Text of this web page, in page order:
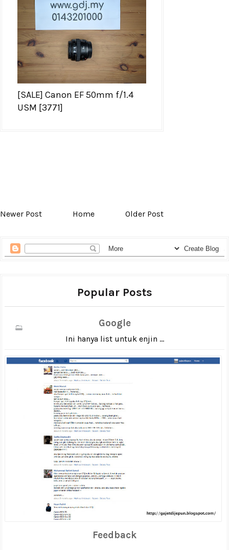
[SALE] Canon EF 50mm f/1.4
USM [3771]
Newer Post Home Older Post
Popular Posts
Google
Ini hanya list untuk enjin ...
Feedback